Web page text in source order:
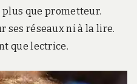
plus que prometteur.
ses réseaux ni à la lire.
que lectrice.